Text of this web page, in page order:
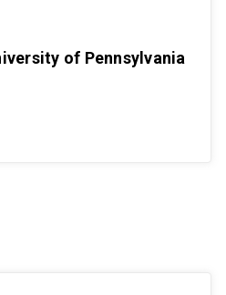
of Pennsylvania